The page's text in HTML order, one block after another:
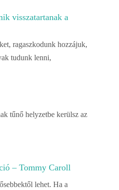
visszatartanak a
ragaszkodunk hozzájuk,
tudunk lenni,
tűnő helyzetbe kerülsz az
– Tommy Caroll
lehet. Ha a